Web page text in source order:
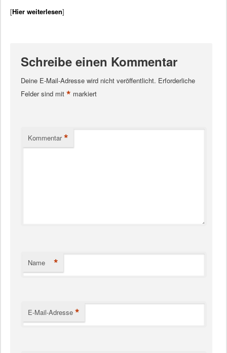
[Hier weiterlesen]
Schreibe einen Kommentar
Deine E-Mail-Adresse wird nicht veröffentlicht. Erforderliche
Felder sind mit * markiert
Kommentar *
Name *
E-Mail-Adresse *